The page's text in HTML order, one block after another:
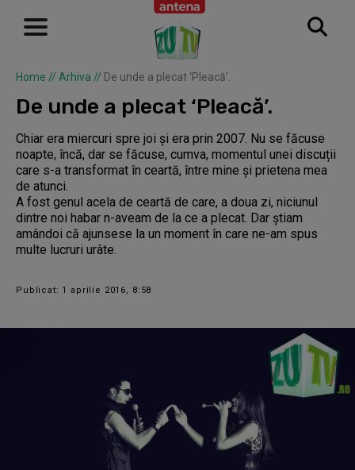
Home // Arhiva // De unde a plecat ‘Pleacă’.
De unde a plecat ‘Pleacă’.
Chiar era miercuri spre joi și era prin 2007. Nu se făcuse
noapte, încă, dar se făcuse, cumva, momentul unei discuții
care s-a transformat în ceartă, între mine și prietena mea
de atunci.
A fost genul acela de ceartă de care, a doua zi, niciunul
dintre noi habar n-aveam de la ce a plecat. Dar știam
amândoi că ajunsese la un moment în care ne-am spus
multe lucruri urâte.
Publicat: 1 aprilie 2016, 8:58